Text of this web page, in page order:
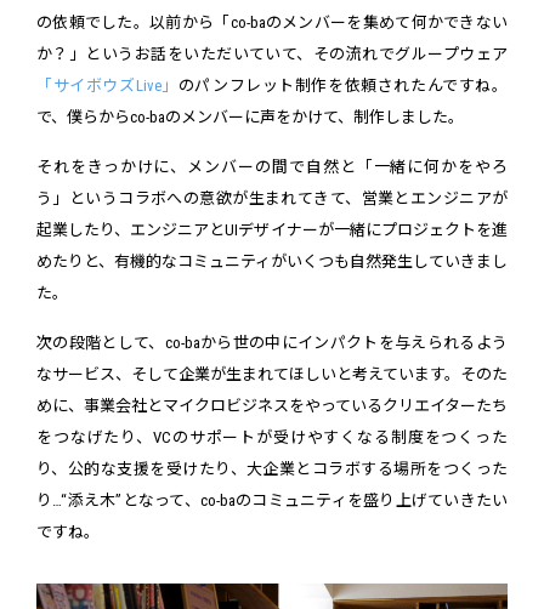
の依頼でした。以前から「co-baのメンバーを集めて何かできない
か？」というお話をいただいていて、その流れでグループウェア
「サイボウズLive」 のパンフレット制作を依頼されたんですね。
で、僕らからco-baのメンバーに声をかけて、制作しました。
それをきっかけに、メンバーの間で自然と「一緒に何かをやろ
う」というコラボへの意欲が生まれてきて、営業とエンジニアが
起業したり、エンジニアとUIデザイナーが一緒にプロジェクトを進
めたりと、有機的なコミュニティがいくつも自然発生していきまし
た。
次の段階として、co-baから世の中にインパクトを与えられるよう
なサービス、そして企業が生まれてほしいと考えています。そのた
めに、事業会社とマイクロビジネスをやっているクリエイターたち
をつなげたり、VCのサポートが受けやすくなる制度をつくった
り、公的な支援を受けたり、大企業とコラボする場所をつくった
り…“添え木”となって、co-baのコミュニティを盛り上げていきたい
ですね。